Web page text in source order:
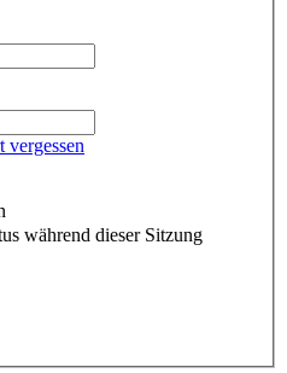
vergessen
während dieser Sitzung